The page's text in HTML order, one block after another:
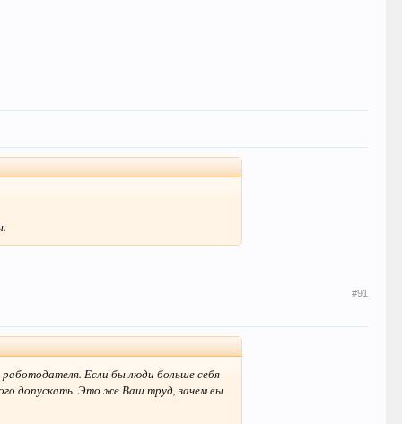
#91
Если бы люди больше себя
допускать. Это же Ваш труд, зачем вы